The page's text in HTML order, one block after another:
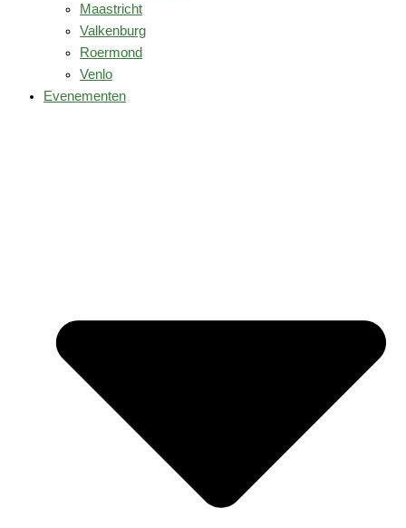
Maastricht
Valkenburg
Roermond
Venlo
Evenementen